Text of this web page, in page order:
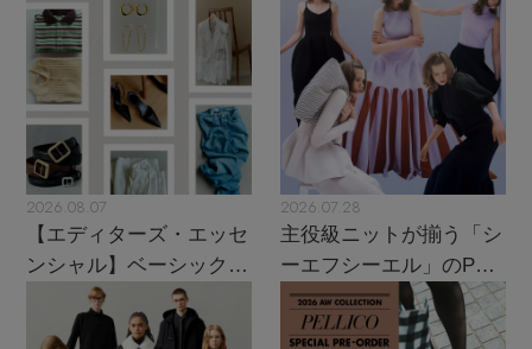
2026.08.07
【エディターズ・エッセ
ンシャル】ベーシックと
トレンドが交差する16の
2026.07.28
主役級ニットが揃う「シ
ーエフシーエル」のPOP
UPがスタート